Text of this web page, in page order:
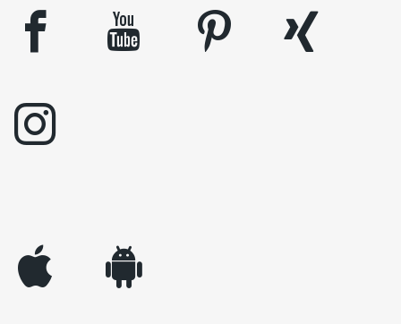
facebook youtube pinterest
xing
instagram
appleinc android